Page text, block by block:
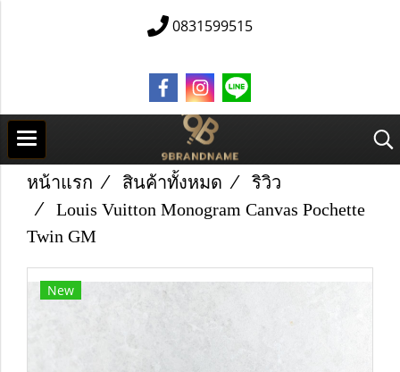
0831599515
หน้าแรก สินค้าทั้งหมด
ริวิว
Louis Vuitton Monogram Canvas Pochette
Twin GM
New